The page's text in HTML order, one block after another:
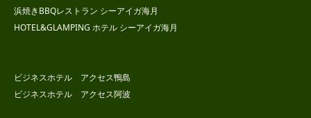
浜焼きBBQレストラン シーアイガ海月
HOTEL&GLAMPING ホテル シーアイガ海月
ビジネスホテル アクセス鴨島
ビジネスホテル アクセス阿波